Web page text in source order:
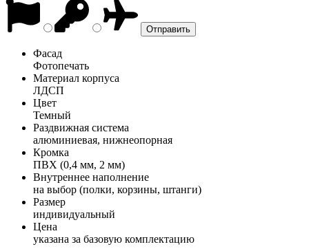
Фасад
Фотопечать
Материал корпуса
ЛДСП
Цвет
Темный
Раздвижная система
алюминиевая, нижнеопорная
Кромка
ПВХ (0,4 мм, 2 мм)
Внутреннее наполнение
на выбор (полки, корзины, штанги)
Размер
индивидуальный
Цена
указана за базовую комплектацию